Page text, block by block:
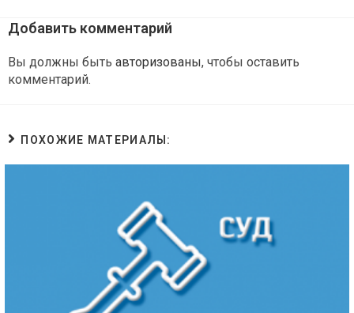
Добавить комментарий
Вы должны быть авторизованы, чтобы оставить
комментарий.
ПОХОЖИЕ МАТЕРИАЛЫ: